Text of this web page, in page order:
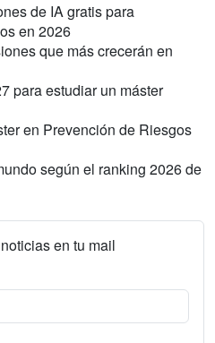
de IA gratis para
en 2026
que más crecerán en
para estudiar un máster
en Prevención de Riesgos
según el ranking 2026 de
en tu mail